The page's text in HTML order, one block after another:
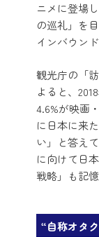
ニメに登場
の巡礼」を
インバウン
観光庁の「
よると、
4.6%が映画
に日本に来
い」と答え
に向けて日
戦略」も記
“自称オタ